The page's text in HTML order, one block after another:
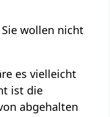
Sie wollen nicht
es vielleicht
ist die
abgehalten